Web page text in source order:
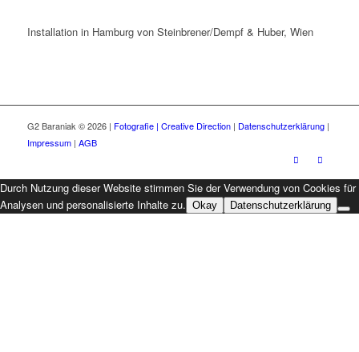
Installation in Hamburg von Steinbrener/Dempf & Huber, Wien
G2 Baraniak © 2026 | Fotografie | Creative Direction| Datenschutzerklärung|
Impressum| AGB
Durch Nutzung dieser Website stimmen Sie der Verwendung von Cookies für
Analysen und personalisierte Inhalte zu. Okay Datenschutzerklärung